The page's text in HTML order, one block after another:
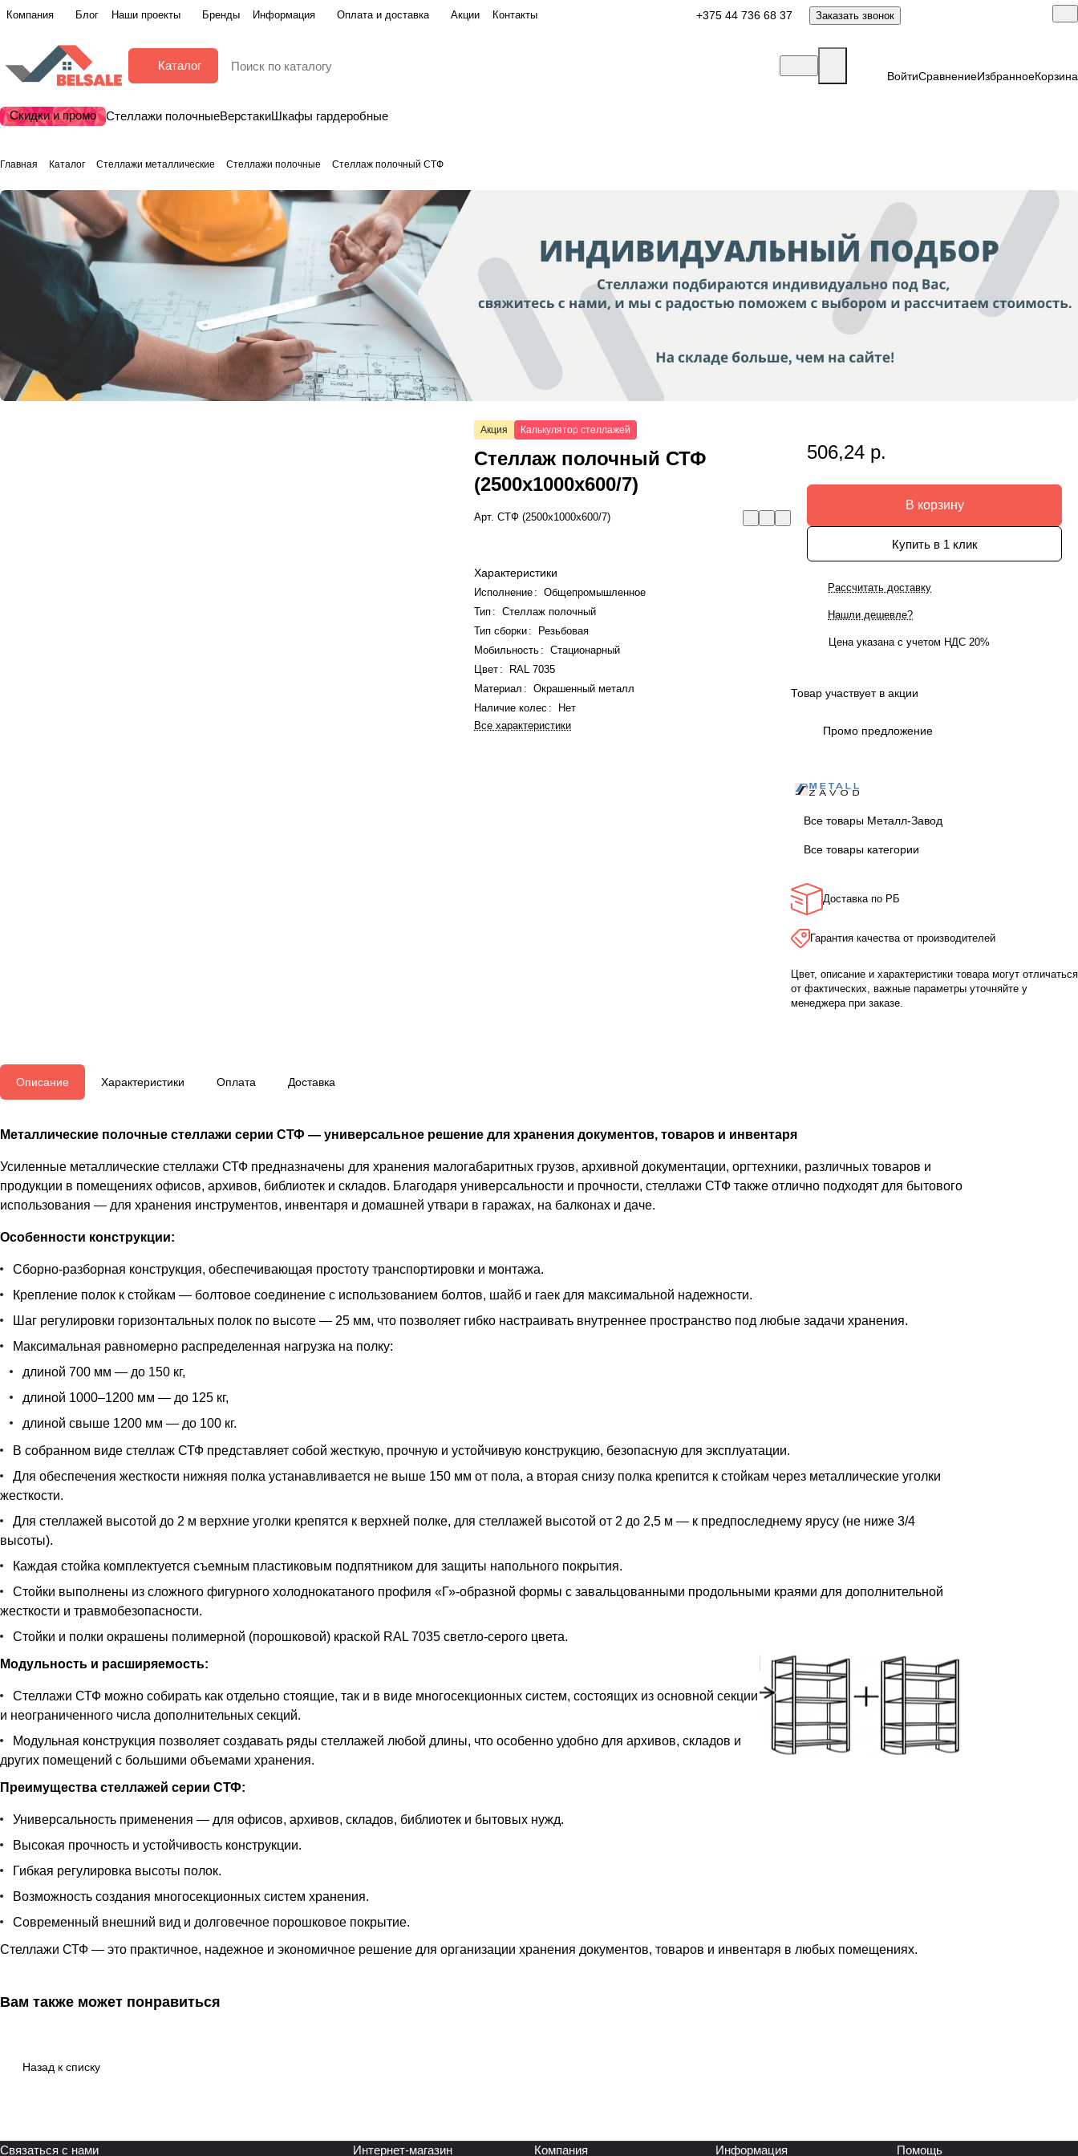
Компания Блог Наши проекты Бренды Информация Оплата и доставка Акции Контакты +375 44 736 68 37 Заказать звонок
Каталог
ВойтиСравнениеИзбранноеКорзина
Скидки и промо Стеллажи полочныеВерстакиШкафы гардеробные
Главная Каталог Стеллажи металлические Стеллажи полочные Стеллаж полочный СТФ
Акция Калькулятор стеллажей
Стеллаж полочный СТФ
(2500x1000x600/7)
Арт.СТФ (2500x1000x600/7)
Характеристики
Исполнение :
Общепромышленное
Тип :
Стеллаж полочный
Тип сборки:
Резьбовая
Мобильность :
Стационарный
Цвет :
RAL 7035
Материал :
Окрашенный металл
Наличие колес :
Нет
Все характеристики
506,24 р.
В корзину
Купить в 1 клик
Рассчитать доставку
Нашли дешевле?
Цена указана с учетом НДС 20%
Товар участвует в акции
Промо предложение
Все товары Металл-Завод
Все товары категории
Доставка по РБ
Гарантия качества от производителей
Цвет, описание и характеристики товара могут отличаться
от фактических, важные параметры уточняйте у
менеджера при заказе.
Описание Характеристики Оплата Доставка
Металлические полочные стеллажи серии СТФ — универсальное решение для хранения документов, товаров и инвентаря
Усиленные металлические стеллажи СТФ предназначены для хранения малогабаритных грузов, архивной документации, оргтехники, различных товаров и
продукции в помещениях офисов, архивов, библиотек и складов. Благодаря универсальности и прочности, стеллажи СТФ также отлично подходят для бытового
использования — для хранения инструментов, инвентаря и домашней утвари в гаражах, на балконах и даче.
Особенности конструкции:
Сборно-разборная конструкция, обеспечивающая простоту транспортировки и монтажа.
Крепление полок к стойкам — болтовое соединение с использованием болтов, шайб и гаек для максимальной надежности.
Шаг регулировки горизонтальных полок по высоте — 25 мм, что позволяет гибко настраивать внутреннее пространство под любые задачи хранения.
Максимальная равномерно распределенная нагрузка на полку:
длиной 700 мм — до 150 кг,
длиной 1000–1200 мм — до 125 кг,
длиной свыше 1200 мм — до 100 кг.
В собранном виде стеллаж СТФ представляет собой жесткую, прочную и устойчивую конструкцию, безопасную для эксплуатации.
Для обеспечения жесткости нижняя полка устанавливается не выше 150 мм от пола, а вторая снизу полка крепится к стойкам через металлические уголки
жесткости.
Для стеллажей высотой до 2 м верхние уголки крепятся к верхней полке, для стеллажей высотой от 2 до 2,5 м — к предпоследнему ярусу (не ниже 3/4
высоты).
Каждая стойка комплектуется съемным пластиковым подпятником для защиты напольного покрытия.
Стойки выполнены из сложного фигурного холоднокатаного профиля «Г»-образной формы с завальцованными продольными краями для дополнительной
жесткости и травмобезопасности.
Стойки и полки окрашены полимерной (порошковой) краской RAL 7035 светло-серого цвета.
Модульность и расширяемость:
Стеллажи СТФ можно собирать как отдельно стоящие, так и в виде многосекционных систем, состоящих из основной секции
и неограниченного числа дополнительных секций.
Модульная конструкция позволяет создавать ряды стеллажей любой длины, что особенно удобно для архивов, складов и
других помещений с большими объемами хранения.
Преимущества стеллажей серии СТФ:
Универсальность применения — для офисов, архивов, складов, библиотек и бытовых нужд.
Высокая прочность и устойчивость конструкции.
Гибкая регулировка высоты полок.
Возможность создания многосекционных систем хранения.
Современный внешний вид и долговечное порошковое покрытие.
Стеллажи СТФ — это практичное, надежное и экономичное решение для организации хранения документов, товаров и инвентаря в любых помещениях.
Вам также может понравиться
Назад к списку
Связаться с нами Интернет-магазин Компания Информация Помощь